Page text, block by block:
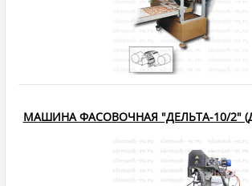
МАШИНА ФАСОВОЧНАЯ "ДЕЛЬТА-10/2"